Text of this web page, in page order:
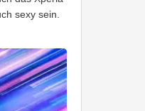
sexy sein.